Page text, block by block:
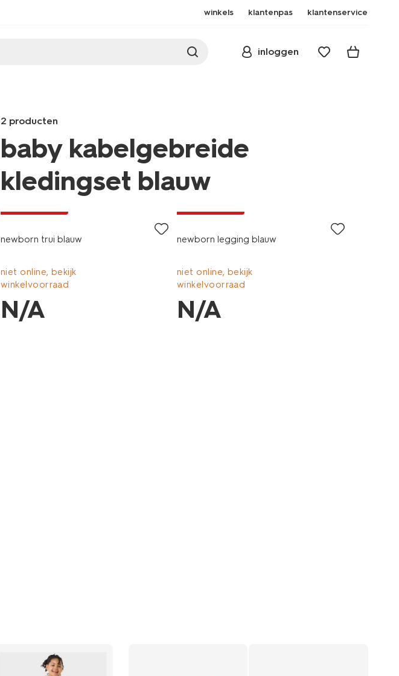
winkels klantenpas klantenservice
inloggen
2 producten
baby kabelgebreide
kledingset blauw
/baby/babykleding/newborn-
legging-
blauw-
33434220BLUE.html
newborn trui blauw
niet online, bekijk
winkelvoorraad
N/A
newborn legging blauw
niet online, bekijk
winkelvoorraad
N/A